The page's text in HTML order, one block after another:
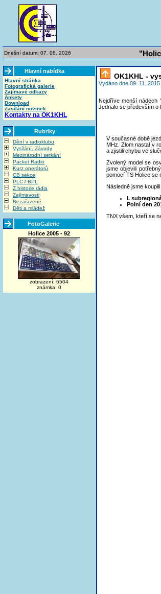
Dnešní datum: 07. 08. 2026
Hlavní nabídka
Hlavní stránka
Fotografická galerie
Zajímavé odkazy
Ankety
Download
Zasílání novinek
Kontakty na OK1KHL
Rubriky
Dění v radioklubu
Vysílání, Závody
Mezinárodní setkání
Packet Radio
Kurz operátorů
CB sekce
PLC / BPL
Z historie rádia
Zajímavosti
Nezařazené
Děti a mládež
FotoGalerie
Holice 2005 - 92
zobrazení: 6504
známka: 0
OK1KHL -
Vydáno dne 09. 11.
Nejdříve menší nádech
Jednalo se především o
V současné době
MHz. Zlom nastal v
a zjistili chybu ve
Zvolený model se
jsme objevili
pomocí TS Holice se
Následně jsme
I.
Polní den
TNX všem, kteří se